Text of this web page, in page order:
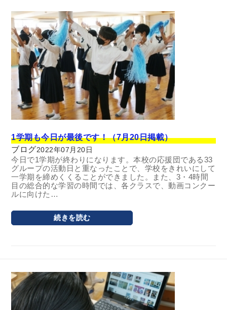
1学期も今日が最後です！（7月20日掲載）
ブログ2022年07月20日
今日で1学期が終わりになります。本校の応援団である33
グループの活動日と重なったことで、学校をきれいにして
一学期を締めくくることができました。また、3・4時間
目の総合的な学習の時間では、各クラスで、動画コンクー
ルに向けた…
続きを読む